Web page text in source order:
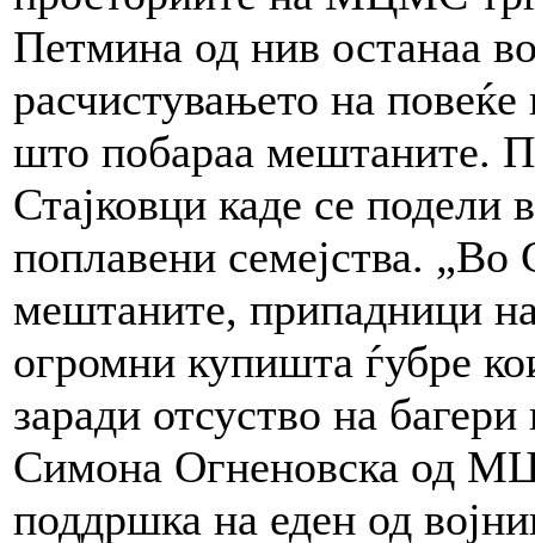
Петмина од нив останаа
расчистувањето на
што побараа мештаните.
Стајковци каде се
поплавени семејства. „Во
мештаните, припадници
огромни купишта ѓубре
заради отсуство на
Симона Огненовска од
поддршка на еден од